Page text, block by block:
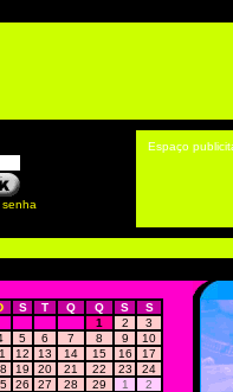
Espaço
S T Q Q S
S
1
2
3
5 6 7 8 9
10
12 13 14 15 16
17
19 20 21 22 23
24
26 27 28 29 1 2